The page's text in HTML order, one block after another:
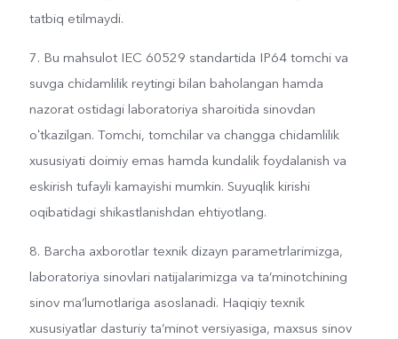
tatbiq etilmaydi.
7. Bu mahsulot IEC 60529 standartida IP64 tomchi va
suvga chidamlilik reytingi bilan baholangan hamda
nazorat ostidagi laboratoriya sharoitida sinovdan
oʻtkazilgan. Tomchi, tomchilar va changga chidamlilik
xususiyati doimiy emas hamda kundalik foydalanish va
eskirish tufayli kamayishi mumkin. Suyuqlik kirishi
oqibatidagi shikastlanishdan ehtiyotlang.
8. Barcha axborotlar texnik dizayn parametrlarimizga,
laboratoriya sinovlari natijalarimizga va ta’minotchining
sinov ma’lumotlariga asoslanadi. Haqiqiy texnik
xususiyatlar dasturiy ta’minot versiyasiga, maxsus sinov